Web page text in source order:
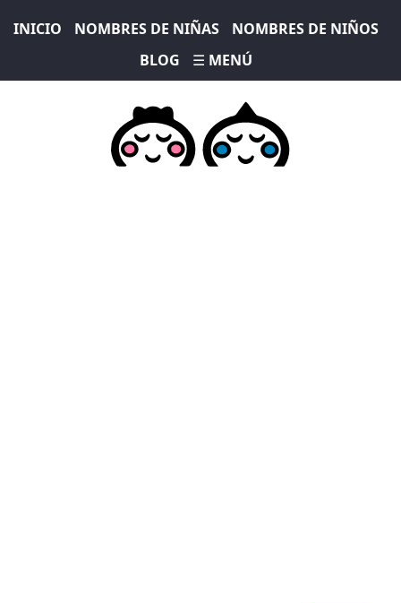
INICIO NOMBRES DE NIÑAS
NOMBRES DE NIÑOS
BLOG
☰ MENÚ